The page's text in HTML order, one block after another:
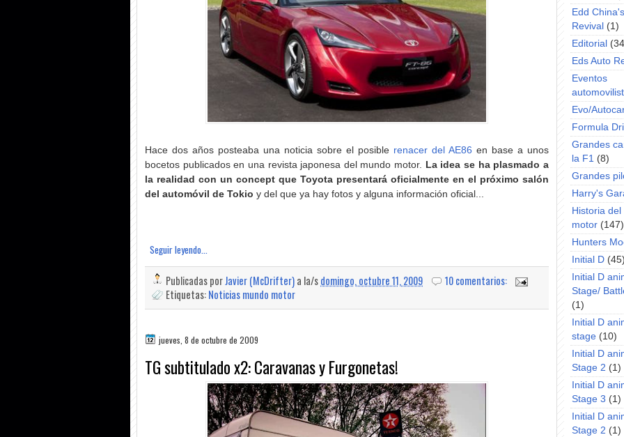
Hace dos años posteaba una noticia sobre el posible renacer del AE86 en base a unos
bocetos publicados en una revista japonesa del mundo motor. La idea se ha plasmado a
la realidad con un concept que Toyota presentará oficialmente en el próximo salón
del automóvil de Tokio y del que ya hay fotos y alguna información oficial...
Seguir leyendo...
Publicadas porJavier (McDrifter)a la/sdomingo, octubre 11, 2009
10 comentarios:
Etiquetas:Noticias mundo motor
jueves, 8 de octubre de 2009
TG subtitulado x2: Caravanas y Furgonetas!
Edd
Revival (1)
Editorial
Eds Auto
Eventos
Evo/
Formula
Grandes
la F1 (8)
Grandes
Harry's
Historia
motor (147)
Hunters
Initial D
Initial D
Stage/
(1)
Initial D
stage (10)
Initial D
Stage 2 (1)
Initial D
Stage 3 (1)
Initial D
Stage 2 (1)